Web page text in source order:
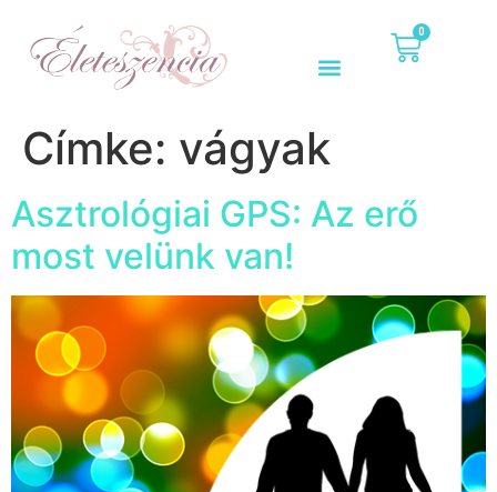
0
Címke: vágyak
Asztrológiai GPS: Az erő
most velünk van!